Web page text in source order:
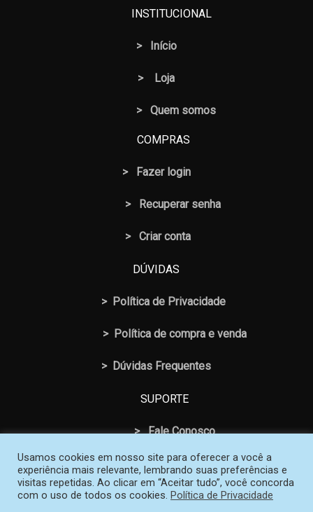
INSTITUCIONAL
> Início
> Loja
> Quem somos
COMPRAS
> Fazer login
> Recuperar senha
> Criar conta
DÚVIDAS
> Política de Privacidade
> Política de compra e venda
> Dúvidas Frequentes
SUPORTE
> Fale Conosco
Usamos cookies em nosso site para oferecer a você a
experiência mais relevante, lembrando suas preferências e
visitas repetidas. Ao clicar em “Aceitar tudo”, você concorda
com o uso de todos os cookies. Política de Privacidade